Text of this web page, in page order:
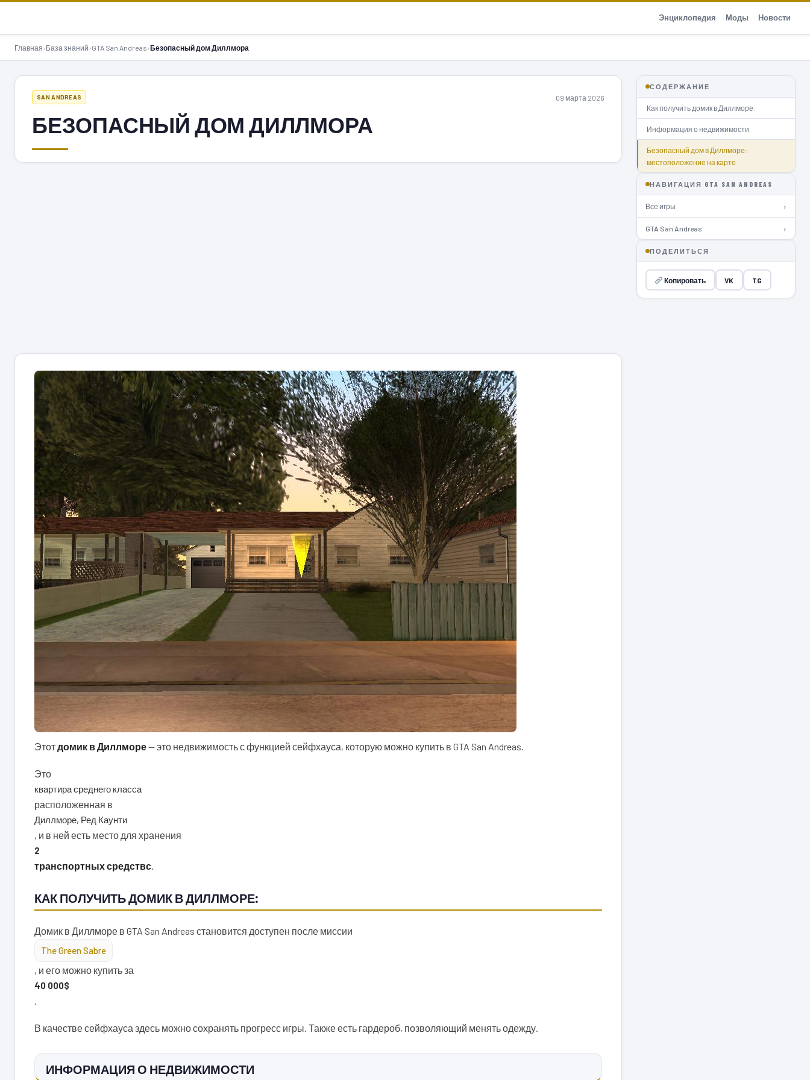
Энциклопедия Моды Новости
Главная›База знаний›GTA San Andreas›Безопасный дом Диллмора
SAN ANDREAS 09 марта 2026
БЕЗОПАСНЫЙ ДОМ ДИЛЛМОРА
Этотдомик в Диллморе— это недвижимость с функцией сейфхауса, которую можно купить в GTA San Andreas.
Это
квартира среднего класса
расположенная в
Диллморе, Ред Каунти
, и в ней есть место для хранения
2
транспортных средствс.
КАК ПОЛУЧИТЬ ДОМИК В ДИЛЛМОРЕ:
Домик в Диллморе в GTA San Andreas становится доступен после миссии
The Green Sabre
, и его можно купить за
40 000$
.
В качестве сейфхауса здесь можно сохранять прогресс игры. Также есть гардероб, позволяющий менять одежду.
ИНФОРМАЦИЯ О НЕДВИЖИМОСТИ
СОДЕРЖАНИЕ
Как получить домик в Диллморе:
Информация о недвижимости
Безопасный дом в Диллморе:
местоположение на карте
НАВИГАЦИЯ GTA SAN ANDREAS
Все игры ›
GTA San Andreas ›
ПОДЕЛИТЬСЯ
Копировать VK TG